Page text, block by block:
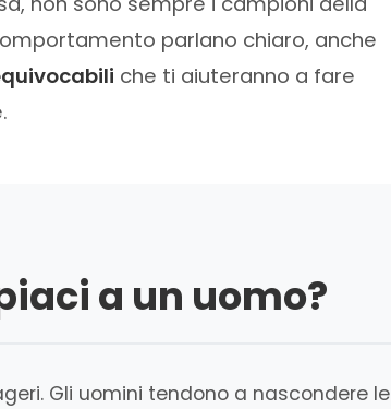
parlano chiaro, anche
che ti aiuteranno a fare
a un uomo?
Gli uomini tendono a nascondere le